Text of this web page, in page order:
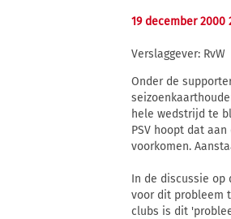
19 december 2000
Verslaggever: RvW
Onder de
hele wedstrijd te
PSV hoopt dat
voorkomen.
In de discussie op
voor dit probleem
clubs is dit